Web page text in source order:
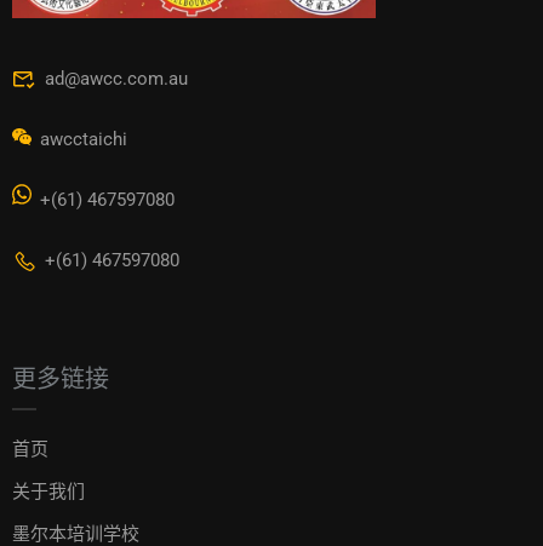
ad@awcc.com.au
awcctaichi
+(61) 467597080
+(61) 467597080
更多链接
首页
关于我们
墨尔本培训学校